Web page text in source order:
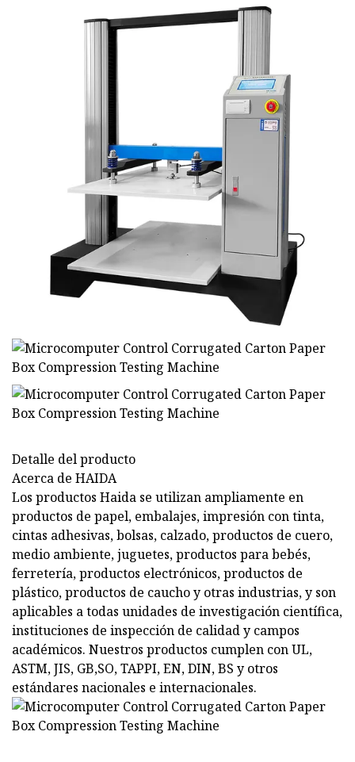
Detalle del producto
Acerca de HAIDA
Los productos Haida se utilizan ampliamente en
productos de papel, embalajes, impresión con tinta,
cintas adhesivas, bolsas, calzado, productos de cuero,
medio ambiente, juguetes, productos para bebés,
ferretería, productos electrónicos, productos de
plástico, productos de caucho y otras industrias, y son
aplicables a todas unidades de investigación científica,
instituciones de inspección de calidad y campos
académicos. Nuestros productos cumplen con UL,
ASTM, JIS, GB,SO, TAPPI, EN, DIN, BS y otros
estándares nacionales e internacionales.